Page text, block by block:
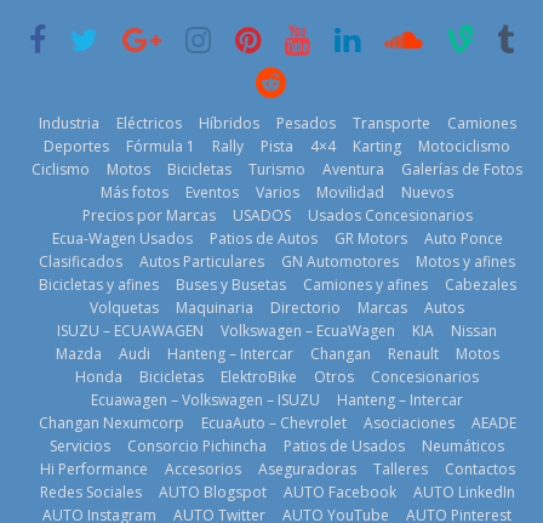
historia
11 de julio de
BMW, Toyota,
Bosch y
prueban flota
que usa
gasolina 100%
renovable
25 de julio de
2026
2026
La Vuelta al
Ecuador 2026,
edición 47ª,
recorre 7
provincias en 8
días
1 de agosto de
2026
29 de julio de
¿Qué puede
pasar con tu
vehículo si
permanece
varios días sin
usar?
3 de agosto de
2026
Industria Eléctricos Híbridos Pesados Transporte
Camiones
Deportes
Fórmula 1 Rally Pista 4×4 Karting
Motociclismo
Ciclismo
Motos Bicicletas Turismo Aventura
Galerías de Fotos
Más fotos
Eventos Varios Movilidad
Nuevos
Precios por Marcas
USADOS
Usados Concesionarios
Ecua-Wagen Usados
Patios de Autos GR Motors
Auto Ponce
Clasificados
Autos Particulares GN Automotores
Motos y afines
Bicicletas y afines
Buses y Busetas Camiones y afines
Cabezales
Volquetas
Maquinaria Directorio Marcas
Autos
ISUZU – ECUAWAGEN
Volkswagen – EcuaWagen KIA
Nissan
Mazda
Audi Hanteng – Intercar Changan Renault
Motos
Honda
Bicicletas ElektroBike Otros
Concesionarios
Ecuawagen – Volkswagen – ISUZU
Hanteng – Intercar
Changan Nexumcorp
EcuaAuto – Chevrolet Asociaciones
AEADE
Servicios
Consorcio Pichincha Patios de Usados
Neumáticos
Hi Performance
Accesorios Aseguradoras Talleres
Contactos
Redes Sociales
AUTO Blogspot AUTO Facebook
AUTO LinkedIn
AUTO Instagram
AUTO Twitter AUTO YouTube AUTO Pinterest